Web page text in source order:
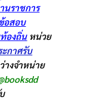
นราชการ
อสอบ
องถิ่นหน่วย
ะกาศรับ
งจำหน่าย